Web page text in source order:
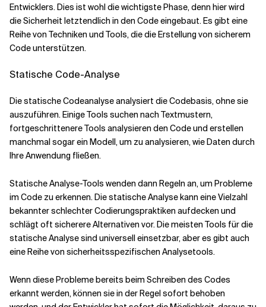
Entwicklers. Dies ist wohl die wichtigste Phase, denn hier wird
die Sicherheit letztendlich in den Code eingebaut. Es gibt eine
Reihe von Techniken und Tools, die die Erstellung von sicherem
Code unterstützen.
Statische Code-Analyse
Die statische Codeanalyse analysiert die Codebasis, ohne sie
auszuführen. Einige Tools suchen nach Textmustern,
fortgeschrittenere Tools analysieren den Code und erstellen
manchmal sogar ein Modell, um zu analysieren, wie Daten durch
Ihre Anwendung fließen.
Statische Analyse-Tools wenden dann Regeln an, um Probleme
im Code zu erkennen. Die statische Analyse kann eine Vielzahl
bekannter schlechter Codierungspraktiken aufdecken und
schlägt oft sicherere Alternativen vor. Die meisten Tools für die
statische Analyse sind universell einsetzbar, aber es gibt auch
eine Reihe von sicherheitsspezifischen Analysetools.
Wenn diese Probleme bereits beim Schreiben des Codes
erkannt werden, können sie in der Regel sofort behoben